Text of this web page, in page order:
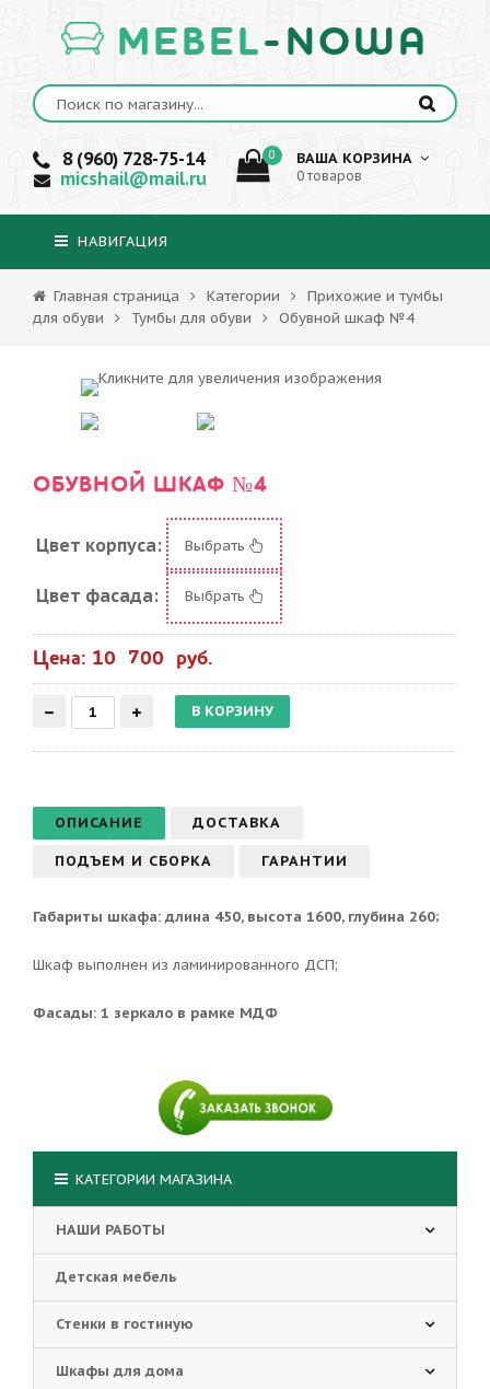
MEBEL-NOWA
8 (960) 728-75-14
micshail@mail.ru
0 ВАША КОРЗИНА
0 товаров
НАВИГАЦИЯ
Главная страница Категории
Прихожие и тумбы
для обуви
Тумбы для обуви Обувной шкаф №4
ОБУВНОЙ ШКАФ №4
Цвет корпуса: Выбрать
Цвет фасада: Выбрать
Цена: 10 700 руб.
ОПИСАНИЕ ДОСТАВКА
ПОДЪЕМ И СБОРКА ГАРАНТИИ
Габариты шкафа: длина 450, высота 1600, глубина 260;
Шкаф выполнен из ламинированного ДСП;
Фасады: 1 зеркало в рамке МДФ
КАТЕГОРИИ МАГАЗИНА
НАШИ РАБОТЫ
Детская мебель
Стенки в гостиную
Шкафы для дома